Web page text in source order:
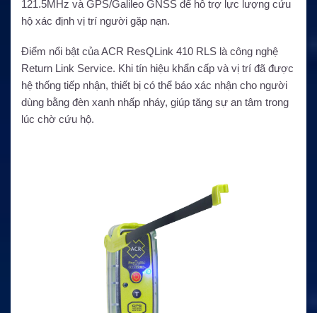
121.5MHz và GPS/Galileo GNSS để hỗ trợ lực lượng cứu
hộ xác định vị trí người gặp nạn.
Điểm nổi bật của ACR ResQLink 410 RLS là công nghệ
Return Link Service. Khi tín hiệu khẩn cấp và vị trí đã được
hệ thống tiếp nhận, thiết bị có thể báo xác nhận cho người
dùng bằng đèn xanh nhấp nháy, giúp tăng sự an tâm trong
lúc chờ cứu hộ.